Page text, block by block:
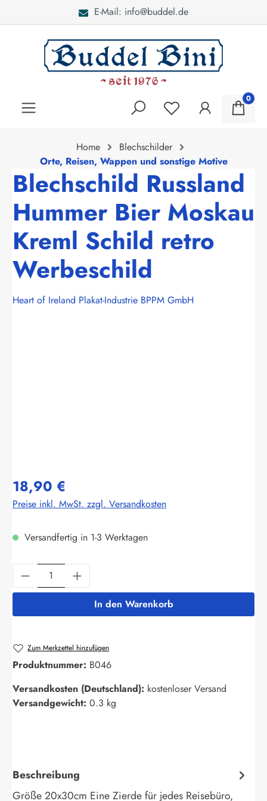
E-Mail: info@buddel.de
0
Home
Blechschilder
Orte, Reisen, Wappen und sonstige Motive
Blechschild Russland
Hummer Bier Moskau
Kreml Schild retro
Werbeschild
Heart of Ireland Plakat-Industrie BPPM GmbH
18,90 €
Preise inkl. MwSt. zzgl. Versandkosten
Versandfertig in 1-3 Werktagen
Produkt Anzahl: Gib den gewünschten
In den Warenkorb
Zum Merkzettel hinzufügen
Produktnummer: B046
Versandkosten (Deutschland): kostenloser Versand
Versandgewicht: 0.3 kg
Beschreibung
Größe 20x30cm Eine Zierde für jedes Reisebüro,